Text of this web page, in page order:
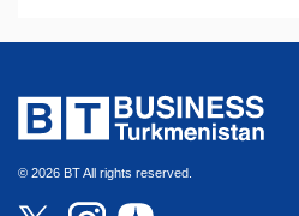
© 2026 BT All rights reserved.